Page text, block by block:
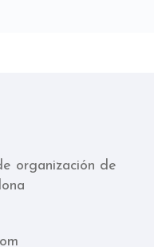
organización de